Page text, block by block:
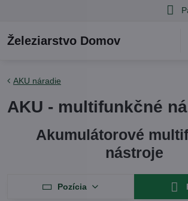
Železiarstvo Domov
AKU náradie
AKU - multifunkčné
Akumulátorové
nástroje
Pozícia